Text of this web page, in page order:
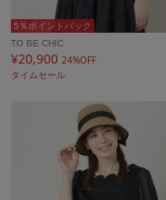
5％ポイントバック
TO BE CHIC
¥20,900 24%OFF
タイムセール